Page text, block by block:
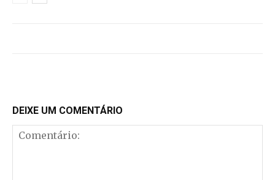
DEIXE UM COMENTÁRIO